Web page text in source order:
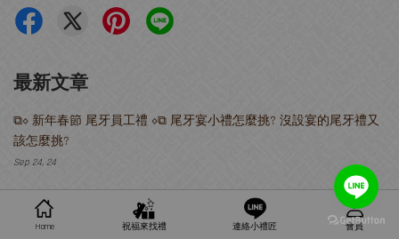
最新文章
⧉⋄ 新年春節 尾牙員工禮 ⋄⧉ 尾牙宴小禮怎麼挑? 沒設宴的尾牙禮又
該怎麼挑?
Sep 24, 24
Home 祝福來找禮 連絡小禮匠 會員